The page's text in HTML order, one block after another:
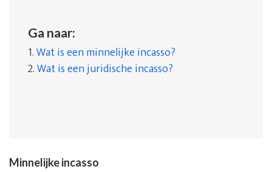
Ga naar:
1.Wat is een minnelijke incasso?
2.Wat is een juridische incasso?
Minnelijke incasso